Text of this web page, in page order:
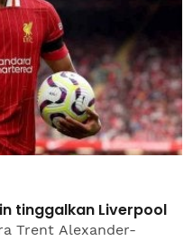
tinggalkan Liverpool
Trent Alexander-